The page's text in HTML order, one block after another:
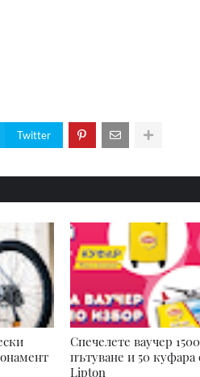
Twitter
Спечелете ваучер
пътуване и 50 куфара
Lipton